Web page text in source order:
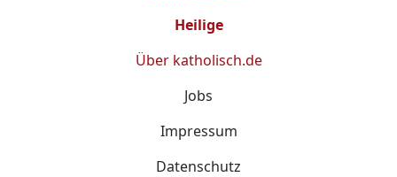
Heilige
Über katholisch.de
Jobs
Impressum
Datenschutz